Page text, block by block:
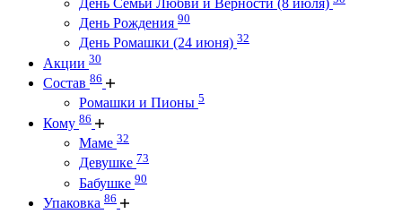
День Рождения 90
День Ромашки (24 июня) 32
Акции 30
Состав 86
Ромашки и Пионы 5
Кому 86
Маме 32
Девушке 73
Бабушке 90
Упаковка 86